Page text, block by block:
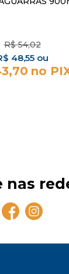
R$ 54,02
48,55
nas